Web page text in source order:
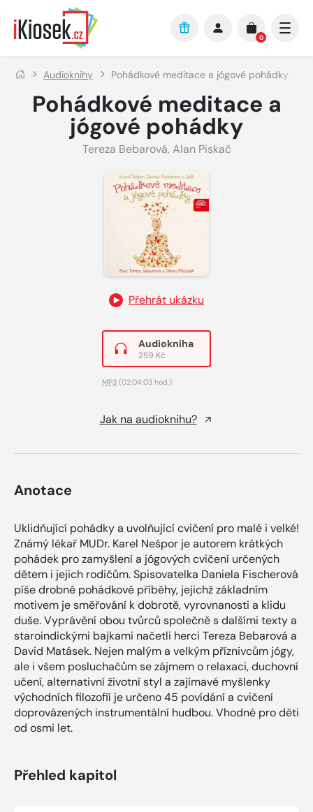
Přejít na hlavní obsah
0
Audioknihy Pohádkové meditace a jógové pohádky
Pohádkové meditace a
jógové pohádky
Tereza Bebarová, Alan Piskač
Přehrát ukázku
Audiokniha
259 Kč
MP3 (02:04:03 hod.)
Jak na audioknihu?
Anotace
Uklidňující pohádky a uvolňující cvičení pro malé i velké!
Známý lékař MUDr. Karel Nešpor je autorem krátkých
pohádek pro zamyšlení a jógových cvičení určených
dětem i jejich rodičům. Spisovatelka Daniela Fischerová
píše drobné pohádkové příběhy, jejichž základním
motivem je směřování k dobrotě, vyrovnanosti a klidu
duše. Vyprávění obou tvůrců společně s dalšími texty a
staroindickými bajkami načetli herci Tereza Bebarová a
David Matásek. Nejen malým a velkým příznivcům jógy,
ale i všem posluchačům se zájmem o relaxaci, duchovní
učení, alternativní životní styl a zajímavé myšlenky
východních filozofií je určeno 45 povídání a cvičení
doprovázených instrumentální hudbou. Vhodné pro děti
od osmi let.
Přehled kapitol